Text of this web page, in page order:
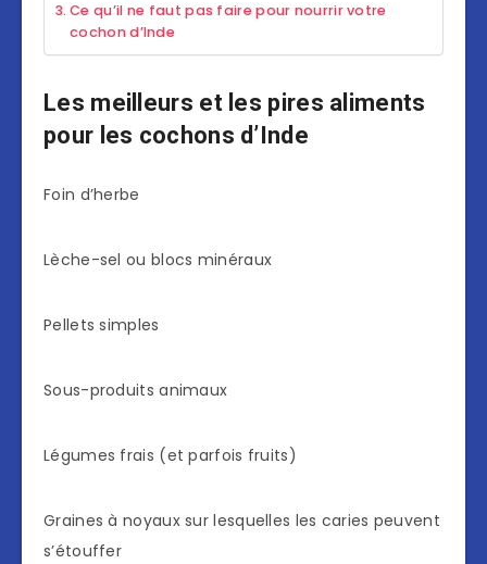
Ce qu’il ne faut pas faire pour nourrir votre
cochon d’Inde
Les meilleurs et les pires aliments
pour les cochons d’Inde
Foin d’herbe
Lèche-sel ou blocs minéraux
Pellets simples
Sous-produits animaux
Légumes frais (et parfois fruits)
Graines à noyaux sur lesquelles les caries peuvent
s’étouffer